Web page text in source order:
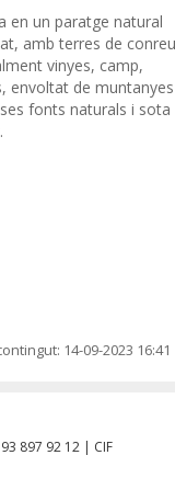
en un paratge natural
amb terres de
vinyes, camp,
envoltat de muntanyes
fonts naturals i sota
14-09-2023 16:41
897 92 12 | CIF